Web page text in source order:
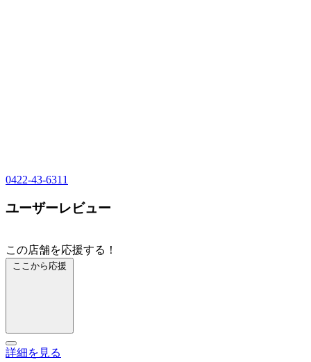
0422-43-6311
ユーザーレビュー
この店舗を応援する！
ここから応援
詳細を見る